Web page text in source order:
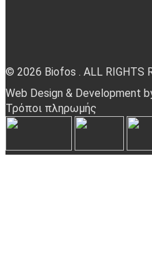
© 2026 Biofos . ALL RIGHTS
Web Design & Development
Τρόποι πληρωμής